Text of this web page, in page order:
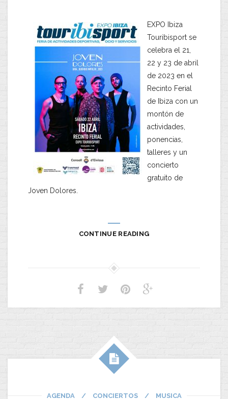
EXPO Ibiza
Touribisport se
celebra el 21,
22 y 23 de abril
de 2023 en el
Recinto Ferial
de Ibiza con un
montón de
actividades,
ponencias,
talleres y un
concierto
gratuito de
Joven Dolores.
CONTINUE READING
AGENDA / CONCIERTOS / MUSICA